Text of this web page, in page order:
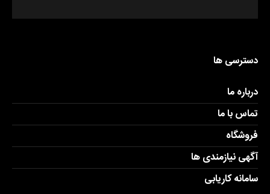
دسترسی ها
درباره ما
تماس با ما
فروشگاه
آگهی نیازمندی ها
سامانه کاریابی